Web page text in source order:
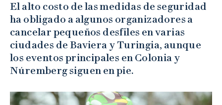
El alto costo de las medidas de seguridad
ha obligado a algunos organizadores a
cancelar pequeños desfiles en varias
ciudades de Baviera y Turingia, aunque
los eventos principales en Colonia y
Núremberg siguen en pie.